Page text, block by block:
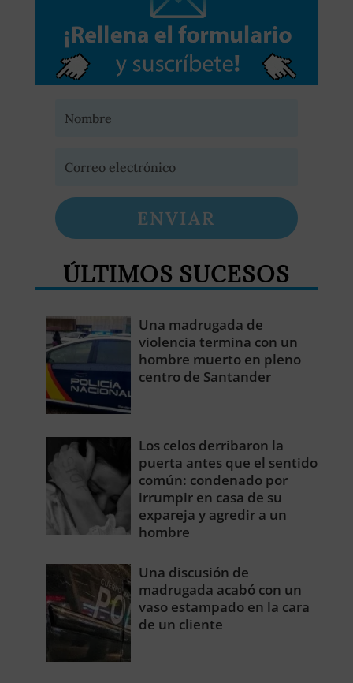
ENVIAR
ÚLTIMOS SUCESOS
Una madrugada de
violencia termina con un
hombre muerto en pleno
centro de Santander
Los celos derribaron la
puerta antes que el sentido
común: condenado por
irrumpir en casa de su
expareja y agredir a un
hombre
Una discusión de
madrugada acabó con un
vaso estampado en la cara
de un cliente